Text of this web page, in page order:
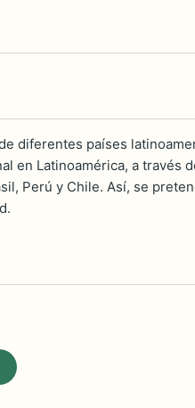
diferentes países
en Latinoamérica, a través
Perú y Chile. Así, se